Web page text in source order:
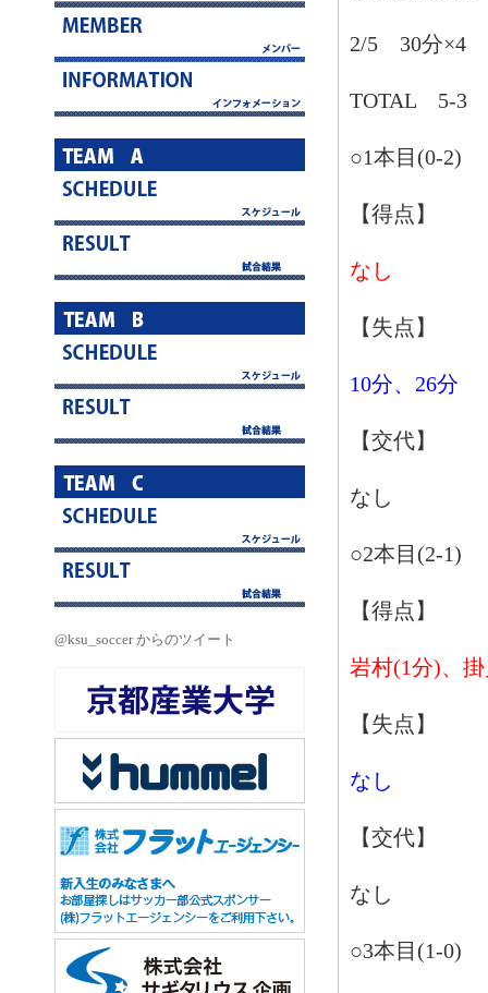
@ksu_soccer からのツイート
2/5 30分×4
TOTAL 5-3
○1本目(0-2)
【得点】
なし
【失点】
10分、26分
【交代】
なし
○2本目(2-1)
【得点】
岩村(1分)、
【失点】
なし
【交代】
なし
○3本目(1-0)